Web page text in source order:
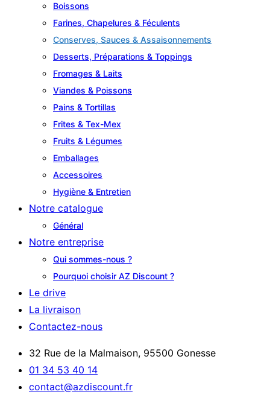
Boissons
Farines, Chapelures & Féculents
Conserves, Sauces & Assaisonnements
Desserts, Préparations & Toppings
Fromages & Laits
Viandes & Poissons
Pains & Tortillas
Frites & Tex-Mex
Fruits & Légumes
Emballages
Accessoires
Hygiène & Entretien
Notre catalogue
Général
Notre entreprise
Qui sommes-nous ?
Pourquoi choisir AZ Discount ?
Le drive
La livraison
Contactez-nous
32 Rue de la Malmaison, 95500 Gonesse
01 34 53 40 14
contact@azdiscount.fr